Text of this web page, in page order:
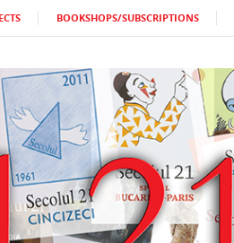
BOOKSHOPS/SUBSCRIPTIONS